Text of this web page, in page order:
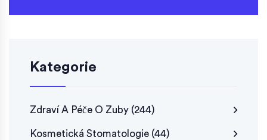
Kategorie
Zdraví A Péče O Zuby (244)
Kosmetická Stomatologie (44)